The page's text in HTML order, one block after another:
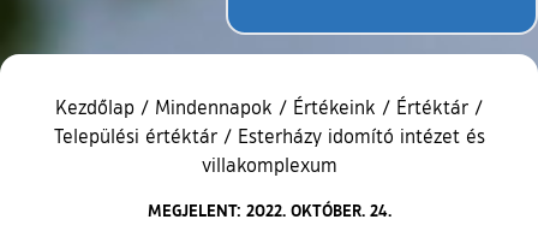
Kezdőlap / Mindennapok / Értékeink / Értéktár /
Települési értéktár / Esterházy idomító intézet és
villakomplexum
MEGJELENT: 2022. OKTÓBER. 24.